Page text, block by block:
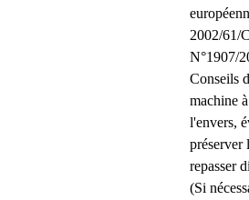
2002/61/
N°1907/
Conseils
machine à
l'envers,
préserver
repasser
(Si